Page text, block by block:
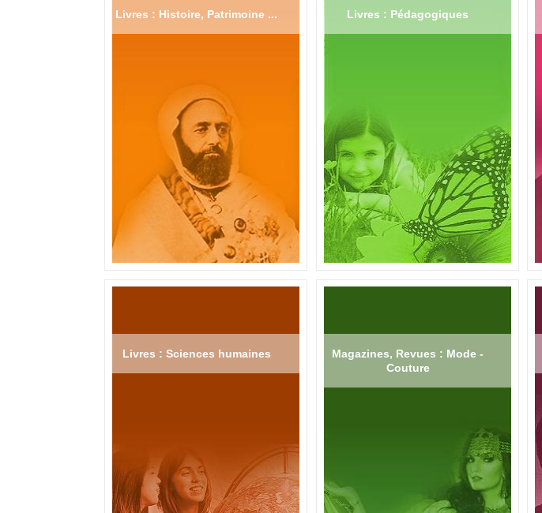
Livres : Histoire, Patrimoine ... Livres : Pédagogiques
Livres : Sciences humaines
Magazines, Revues : Mode -
Couture